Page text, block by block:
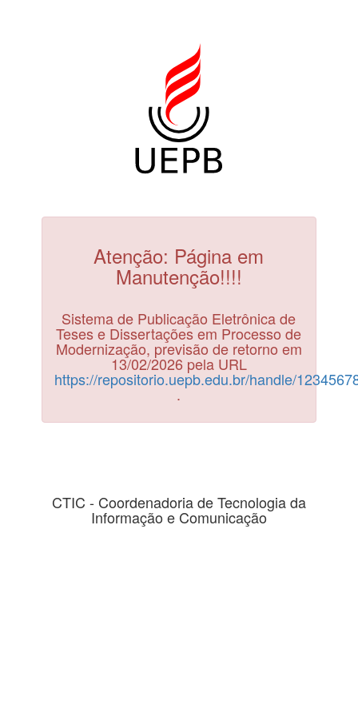
Atenção: Página em
Manutenção!!!!
Sistema de Publicação Eletrônica de
Teses e Dissertações em Processo de
Modernização, previsão de retorno em
13/02/2026 pela URL
https://repositorio.uepb.edu.br/handle/
.
CTIC - Coordenadoria de Tecnologia da
Informação e Comunicação